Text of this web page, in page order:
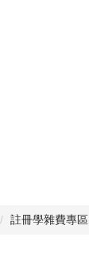
註冊學雜費專區